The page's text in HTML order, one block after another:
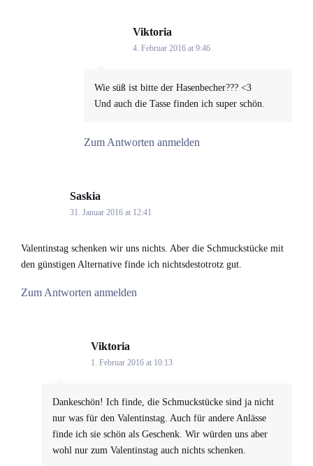
Viktoria
4. Februar 2016 at 9:46
Wie süß ist bitte der Hasenbecher??? <3
Und auch die Tasse finden ich super schön.
Zum Antworten anmelden
Saskia
31. Januar 2016 at 12:41
Valentinstag schenken wir uns nichts. Aber die Schmuckstücke mit
den günstigen Alternative finde ich nichtsdestotrotz gut.
Zum Antworten anmelden
Viktoria
1. Februar 2016 at 10:13
Dankeschön! Ich finde, die Schmuckstücke sind ja nicht
nur was für den Valentinstag. Auch für andere Anlässe
finde ich sie schön als Geschenk. Wir würden uns aber
wohl nur zum Valentinstag auch nichts schenken.